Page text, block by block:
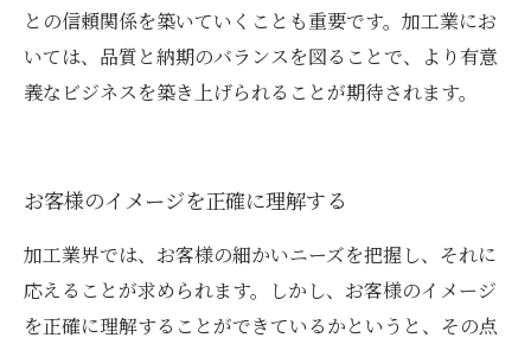
との信頼関係を築いていくことも重要です。加工業にお
いては、品質と納期のバランスを図ることで、より有意
義なビジネスを築き上げられることが期待されます。
お客様のイメージを正確に理解する
加工業界では、お客様の細かいニーズを把握し、それに
応えることが求められます。しかし、お客様のイメージ
を正確に理解することができているかというと、その点